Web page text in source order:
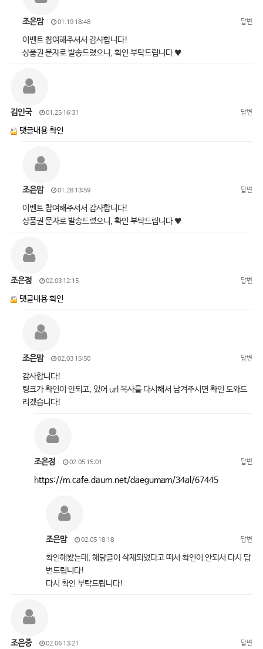
조은맘 01.19 18:48 답변
이벤트 참여해주셔서 감사합니다!
상품권 문자로 발송드렸으니, 확인 부탁드립니다 ♥
김인국 01.25 16:31 답변
댓글내용 확인
조은맘 01.28 13:59 답변
이벤트 참여해주셔서 감사합니다!
상품권 문자로 발송드렸으니, 확인 부탁드립니다 ♥
조은정 02.03 12:15 답변
댓글내용 확인
조은맘 02.03 15:50 답변
감사합니다!
링크가 확인이 안되고, 있어 url 복사를 다시해서 남겨주시면 확인 도와드
리겠습니다!
조은정 02.05 15:01 답변
https://m.cafe.daum.net/daegumam/34al/67445
조은맘 02.05 18:18 답변
확인해봤는데, 해당글이 삭제되었다고 떠서 확인이 안되서 다시 답
변드립니다!
다시 확인 부탁드립니다!
조은중 02.06 13:21 답변